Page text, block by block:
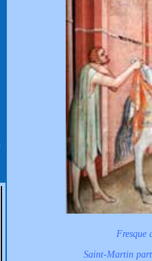
Fresque
Saint-Martin